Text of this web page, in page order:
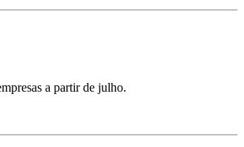
a partir de julho.